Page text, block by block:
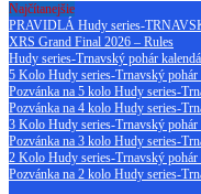
Najčítanejšie
PRAVIDLÁ Hudy series-
XRS Grand Final 2026 – Rules
Hudy series-Trnavský pohár
5 Kolo Hudy series-Trnavský pohár
Pozvánka na 5 kolo Hudy series-
Pozvánka na 4 kolo Hudy series-
3 Kolo Hudy series-Trnavský pohár
Pozvánka na 3 kolo Hudy series-
2 Kolo Hudy series-Trnavský pohár
Pozvánka na 2 kolo Hudy series-